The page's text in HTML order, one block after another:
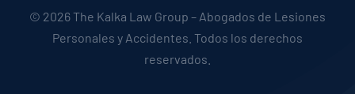
© 2026 The Kalka Law Group – Abogados de Lesiones
Personales y Accidentes. Todos los derechos
reservados.